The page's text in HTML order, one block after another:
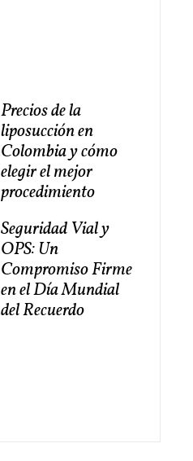
Precios de la
liposucción en
Colombia y cómo
elegir el mejor
procedimiento
Seguridad Vial y
OPS: Un
Compromiso Firme
en el Día Mundial
del Recuerdo